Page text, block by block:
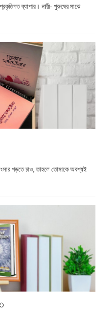
ব্যাপার। নারী- পুরুষের মাঝে
গড়তে চাও, তাহলে তোমাকে অবশ্যই